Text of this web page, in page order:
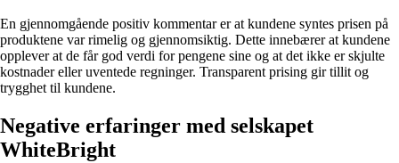
En gjennomgående positiv kommentar er at kundene syntes prisen på
produktene var rimelig og gjennomsiktig. Dette innebærer at kundene
opplever at de får god verdi for pengene sine og at det ikke er skjulte
kostnader eller uventede regninger. Transparent prising gir tillit og
trygghet til kundene.
Negative erfaringer med selskapet
WhiteBright